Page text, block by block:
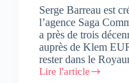
Serge Barreau est
l’agence Saga
a près de trois
auprès de Klem
rester dans le
Lire l'article
Serge